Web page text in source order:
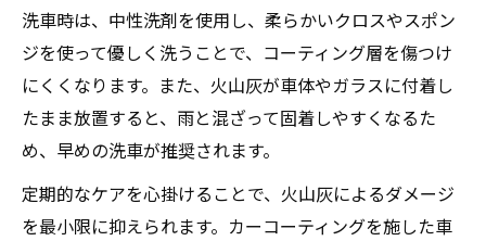
洗車時は、中性洗剤を使用し、柔らかいクロスやスポン
ジを使って優しく洗うことで、コーティング層を傷つけ
にくくなります。また、火山灰が車体やガラスに付着し
たまま放置すると、雨と混ざって固着しやすくなるた
め、早めの洗車が推奨されます。
定期的なケアを心掛けることで、火山灰によるダメージ
を最小限に抑えられます。カーコーティングを施した車